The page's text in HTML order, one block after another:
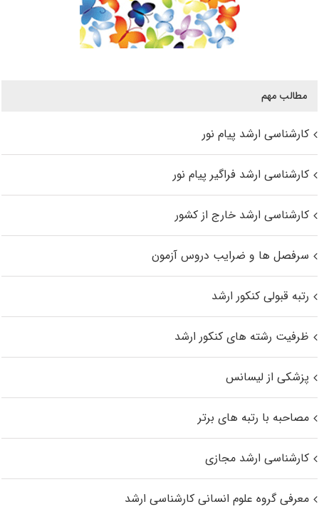
مطالب مهم
کارشناسی ارشد پیام نور
کارشناسی ارشد فراگیر پیام نور
کارشناسی ارشد خارج از کشور
سرفصل ها و ضرایب دروس آزمون
رتبه قبولی کنکور ارشد
ظرفیت رشته های کنکور ارشد
پزشکی از لیسانس
مصاحبه با رتبه های برتر
کارشناسی ارشد مجازی
معرفی گروه علوم انسانی کارشناسی ارشد